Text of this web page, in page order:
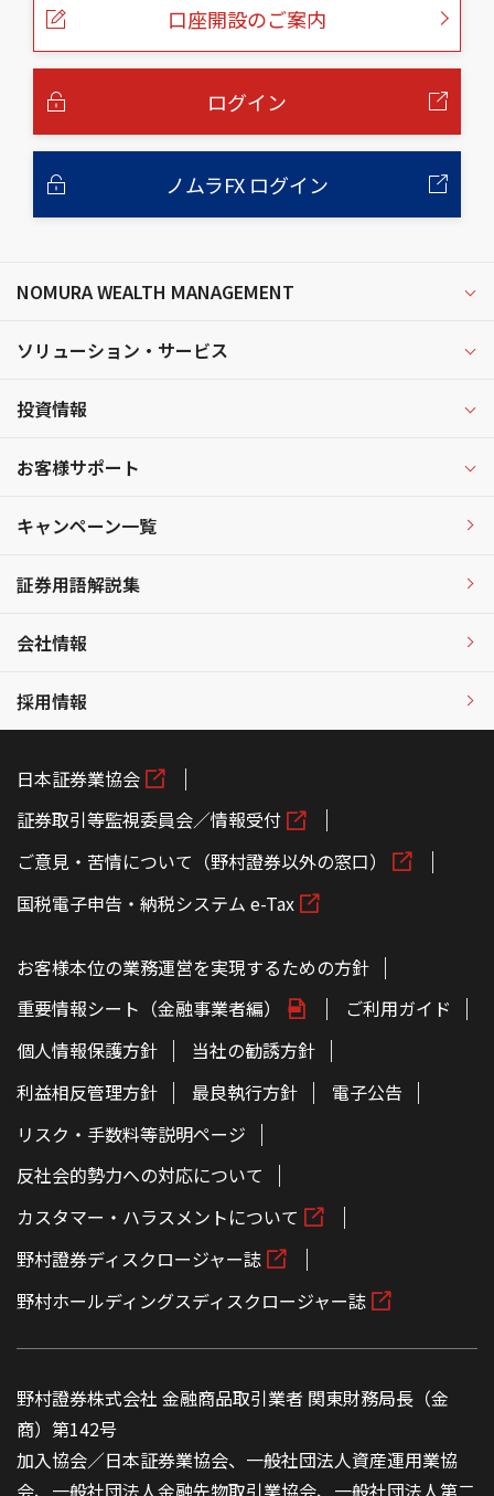
口座開設のご案内
ログイン
ノムラFX ログイン
NOMURA WEALTH MANAGEMENT
ソリューション・サービス
投資情報
お客様サポート
キャンペーン一覧
証券用語解説集
会社情報
採用情報
日本証券業協会
証券取引等監視委員会／情報受付
ご意見・苦情について（野村證券以外の窓口）
国税電子申告・納税システム e-Tax
お客様本位の業務運営を実現するための方針
重要情報シート（金融事業者編）
ご利用ガイド
個人情報保護方針
当社の勧誘方針
利益相反管理方針
最良執行方針
電子公告
リスク・手数料等説明ページ
反社会的勢力への対応について
カスタマー・ハラスメントについて
野村證券ディスクロージャー誌
野村ホールディングスディスクロージャー誌
野村證券株式会社 金融商品取引業者 関東財務局長（金
商）第142号
加入協会／日本証券業協会、一般社団法人資産運用業協